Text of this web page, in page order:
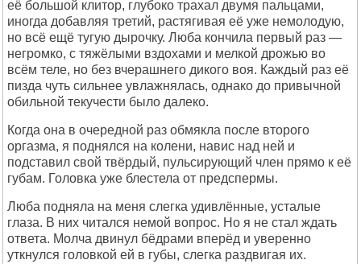
её большой клитор, глубоко трахал двумя пальцами,
иногда добавляя третий, растягивая её уже немолодую,
но всё ещё тугую дырочку. Люба кончила первый раз —
негромко, с тяжёлыми вздохами и мелкой дрожью во
всём теле, но без вчерашнего дикого воя. Каждый раз её
пизда чуть сильнее увлажнялась, однако до привычной
обильной текучести было далеко.
Когда она в очередной раз обмякла после второго
оргазма, я поднялся на колени, навис над ней и
подставил свой твёрдый, пульсирующий член прямо к её
губам. Головка уже блестела от предспермы.
Люба подняла на меня слегка удивлённые, усталые
глаза. В них читался немой вопрос. Но я не стал ждать
ответа. Молча двинул бёдрами вперёд и уверенно
уткнулся головкой ей в губы, слегка раздвигая их.